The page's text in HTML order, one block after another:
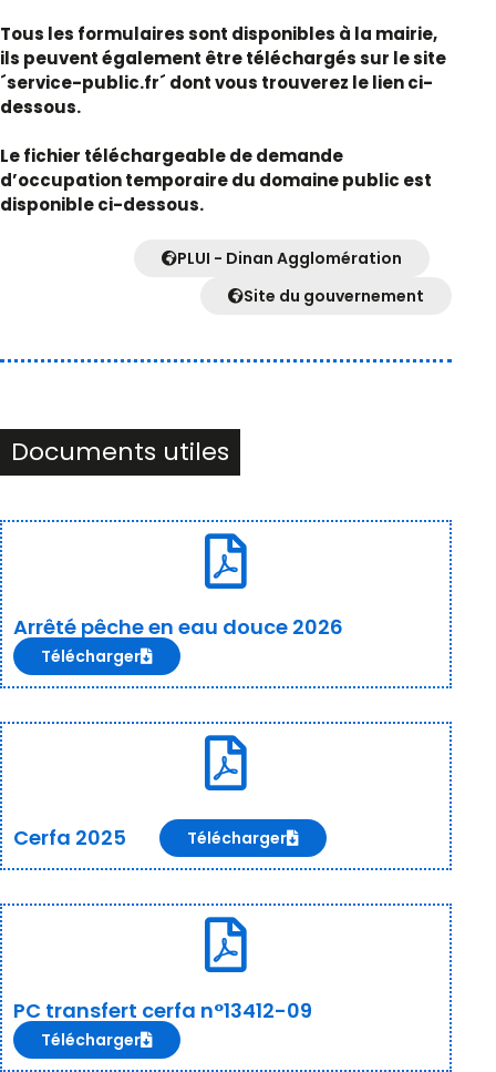
Tous les formulaires sont disponibles à la mairie,
ils peuvent également être téléchargés sur le site
´service-public.fr´ dont vous trouverez le lien ci-
dessous.
Le fichier téléchargeable de demande
d’occupation temporaire du domaine public est
disponible ci-dessous.
PLUI - Dinan Agglomération
Site du gouvernement
Documents utiles
Arrêté pêche en eau douce 2026
Télécharger
Cerfa 2025 Télécharger
PC transfert cerfa n°13412-09
Télécharger